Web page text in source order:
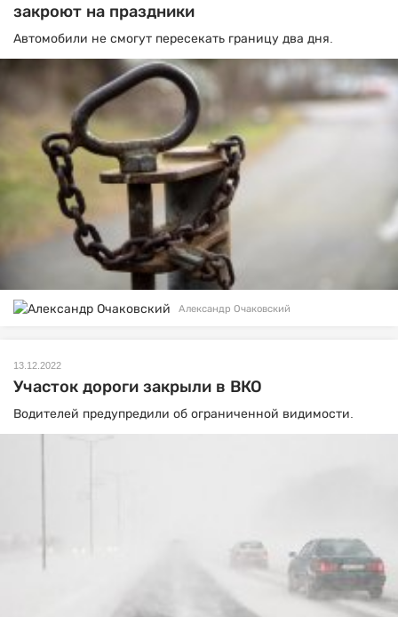
закроют на праздники
Автомобили не смогут пересекать границу два дня.
Александр Очаковский
13.12.2022
Участок дороги закрыли в ВКО
Водителей предупредили об ограниченной видимости.